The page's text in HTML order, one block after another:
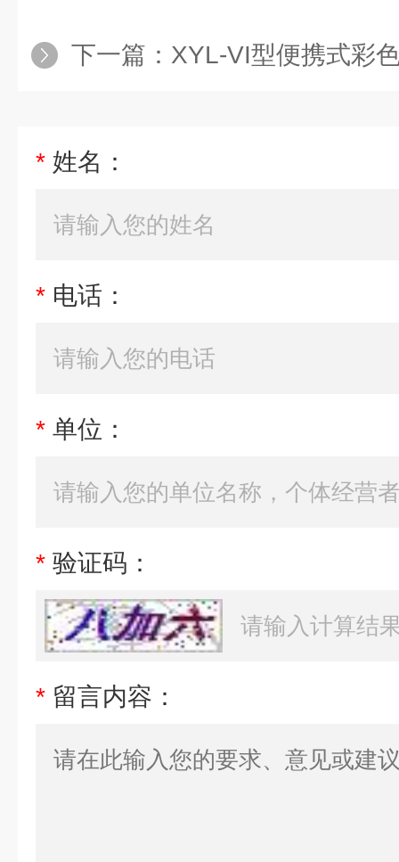
下一篇： XYL-VI型便携式彩
* 姓名：
* 电话：
* 单位：
* 验证码：
* 留言内容：